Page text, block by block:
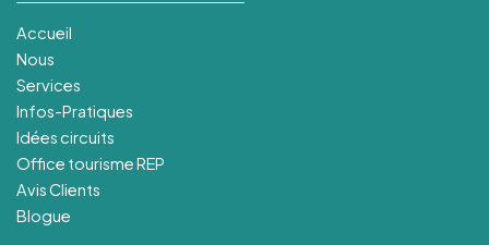
Accueil
Nous
Services
Infos-Pratiques
Idées circuits
Office tourisme REP
Avis Clients
Blogue